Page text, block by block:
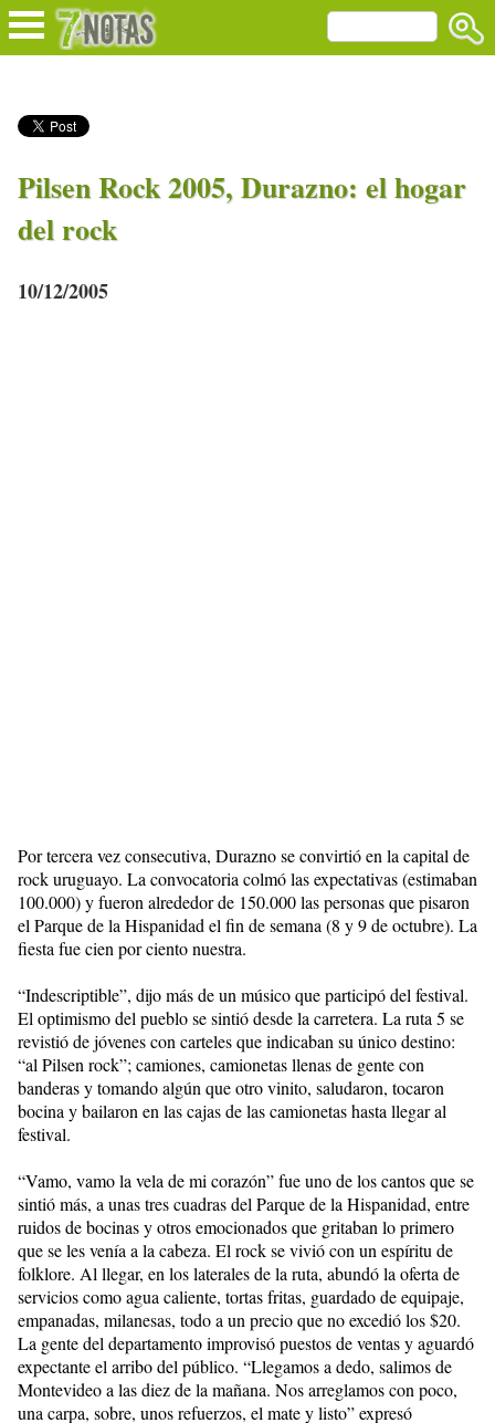
Pilsen Rock 2005, Durazno: el hogar
del rock
10/12/2005
Por tercera vez consecutiva, Durazno se convirtió en la capital de
rock uruguayo. La convocatoria colmó las expectativas (estimaban
100.000) y fueron alrededor de 150.000 las personas que pisaron
el Parque de la Hispanidad el fin de semana (8 y 9 de octubre). La
fiesta fue cien por ciento nuestra.
“Indescriptible”, dijo más de un músico que participó del festival.
El optimismo del pueblo se sintió desde la carretera. La ruta 5 se
revistió de jóvenes con carteles que indicaban su único destino:
“al Pilsen rock”; camiones, camionetas llenas de gente con
banderas y tomando algún que otro vinito, saludaron, tocaron
bocina y bailaron en las cajas de las camionetas hasta llegar al
festival.
“Vamo, vamo la vela de mi corazón” fue uno de los cantos que se
sintió más, a unas tres cuadras del Parque de la Hispanidad, entre
ruidos de bocinas y otros emocionados que gritaban lo primero
que se les venía a la cabeza. El rock se vivió con un espíritu de
folklore. Al llegar, en los laterales de la ruta, abundó la oferta de
servicios como agua caliente, tortas fritas, guardado de equipaje,
empanadas, milanesas, todo a un precio que no excedió los $20.
La gente del departamento improvisó puestos de ventas y aguardó
expectante el arribo del público. “Llegamos a dedo, salimos de
Montevideo a las diez de la mañana. Nos arreglamos con poco,
una carpa, sobre, unos refuerzos, el mate y listo” expresó